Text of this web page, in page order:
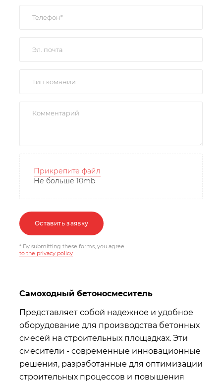
Прикрепите файл
Не больше 10mb
Оставить заявку
* By submitting these forms, you agree
to the privacy policy
Самоходный бетоносмеситель
Представляет собой надежное и удобное
оборудование для производства бетонных
смесей на строительных площадках. Эти
смесители - современные инновационные
решения, разработанные для оптимизации
строительных процессов и повышения